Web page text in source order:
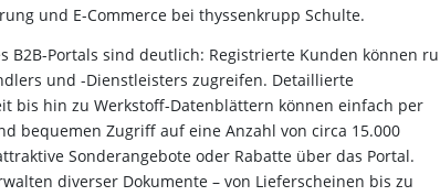
und E-Commerce bei thyssenkrupp Schulte.
B2B-Portals sind deutlich: Registrierte Kunden können
und -Dienstleisters zugreifen. Detaillierte
bis hin zu Werkstoff-Datenblättern können einfach per
bequemen Zugriff auf eine Anzahl von circa 15.000
Sonderangebote oder Rabatte über das Portal.
diverser Dokumente – von Lieferscheinen bis zu